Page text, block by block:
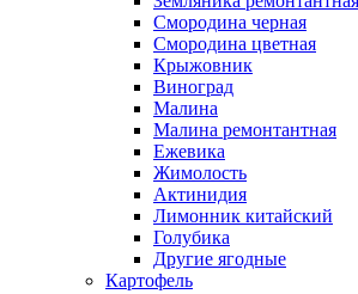
Смородина черная
Смородина цветная
Крыжовник
Виноград
Малина
Малина ремонтантная
Ежевика
Жимолость
Актинидия
Лимонник китайский
Голубика
Другие ягодные
Картофель